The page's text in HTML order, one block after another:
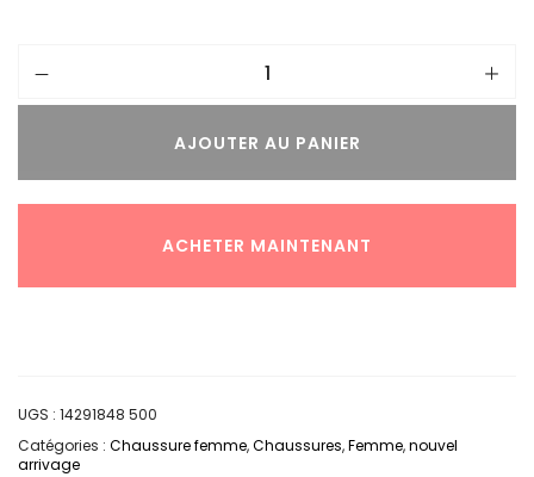
AJOUTER AU PANIER
ACHETER MAINTENANT
UGS : 14291848 500
Catégories : Chaussure femme,Chaussures,Femme,nouvel
arrivage